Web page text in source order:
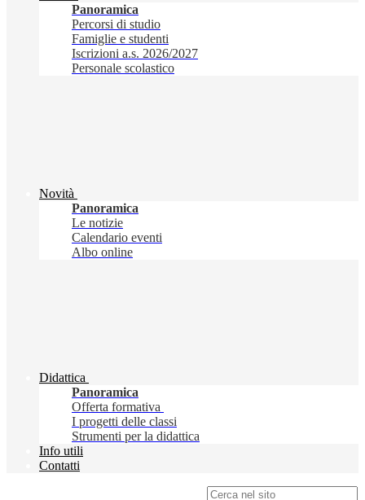
Panoramica
Percorsi di studio
Famiglie e studenti
Iscrizioni a.s. 2026/2027
Personale scolastico
Novità
Panoramica
Le notizie
Calendario eventi
Albo online
Didattica
Panoramica
Offerta formativa
I progetti delle classi
Strumenti per la didattica
Info utili
Contatti